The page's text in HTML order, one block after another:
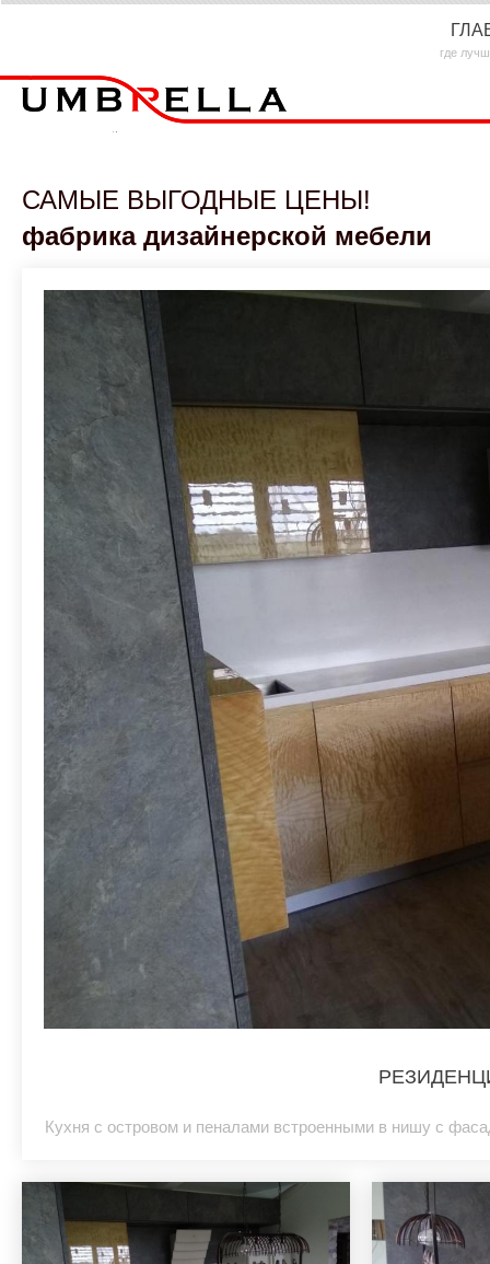
где
САМЫЕ ВЫГОДНЫЕ ЦЕНЫ!
фабрика дизайнерской мебели
Кухня с островом и пеналами встроенными в нишу с